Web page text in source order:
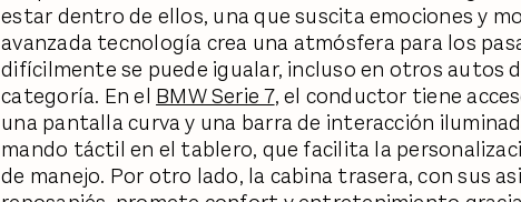
estar dentro de ellos, una que suscita emociones y
avanzada tecnología crea una atmósfera para los
difícilmente se puede igualar, incluso en otros autos
categoría. En el BMW Serie 7, el conductor tiene
una pantalla curva y una barra de interacción
mando táctil en el tablero, que facilita la
de manejo. Por otro lado, la cabina trasera, con sus